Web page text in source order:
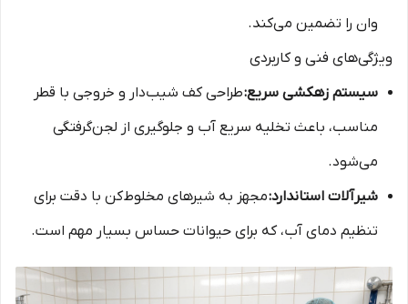
وان را تضمین می‌کند.
ویژگی‌های فنی و کاربردی
سیستم زهکشی سریع:طراحی کف شیب‌دار و خروجی با قطر
مناسب، باعث تخلیه سریع آب و جلوگیری از لجن‌گرفتگی
می‌شود.
شیرآلات استاندارد:مجهز به شیرهای مخلوط‌کن با دقت برای
تنظیم دمای آب، که برای حیوانات حساس بسیار مهم است.